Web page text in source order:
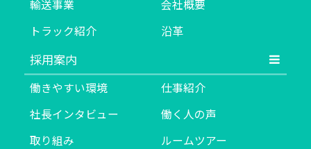
輸送事業
会社概要
トラック紹介
沿革
採用案内
働きやすい環境
仕事紹介
社長インタビュー
働く人の声
取り組み
ルームツアー